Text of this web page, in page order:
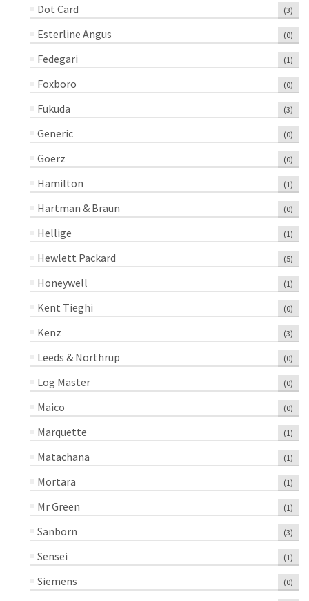
Dot Card (3)
Esterline Angus (0)
Fedegari (1)
Foxboro (0)
Fukuda (3)
Generic (0)
Goerz (0)
Hamilton (1)
Hartman & Braun (0)
Hellige (1)
Hewlett Packard (5)
Honeywell (1)
Kent Tieghi (0)
Kenz (3)
Leeds & Northrup (0)
Log Master (0)
Maico (0)
Marquette (1)
Matachana (1)
Mortara (1)
Mr Green (1)
Sanborn (3)
Sensei (1)
Siemens (0)